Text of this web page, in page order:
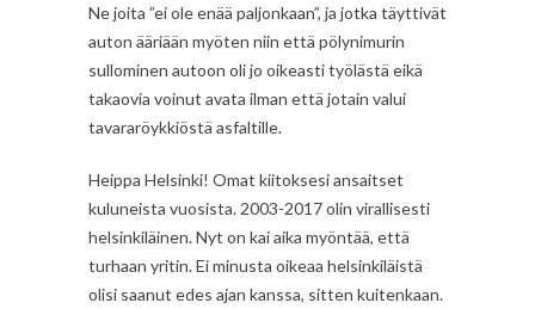
Ne joita ”ei ole enää paljonkaan”, ja jotka täyttivät
auton ääriään myöten niin että pölynimurin
sullominen autoon oli jo oikeasti työlästä eikä
takaovia voinut avata ilman että jotain valui
tavararöykkiöstä asfaltille.
Heippa Helsinki! Omat kiitoksesi ansaitset
kuluneista vuosista. 2003-2017 olin virallisesti
helsinkiläinen. Nyt on kai aika myöntää, että
turhaan yritin. Ei minusta oikeaa helsinkiläistä
olisi saanut edes ajan kanssa, sitten kuitenkaan.